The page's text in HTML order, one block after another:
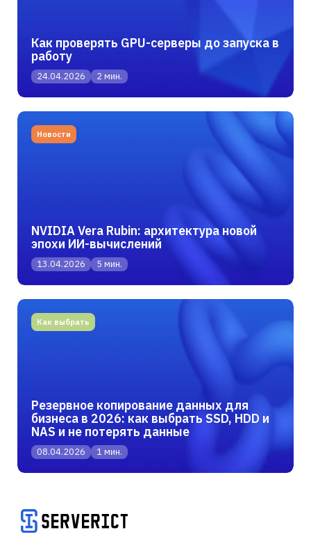
24.04.2026 2 мин.
Как проверять GPU-серверы до запуска в
работу
Новости
13.04.2026 5 мин.
NVIDIA Vera Rubin: архитектура новой
эпохи ИИ-вычислений
Как выбрать
08.04.2026 1 мин.
Резервное копирование данных для
бизнеса в 2026: как выбрать SSD, HDD и
NAS и не потерять данные